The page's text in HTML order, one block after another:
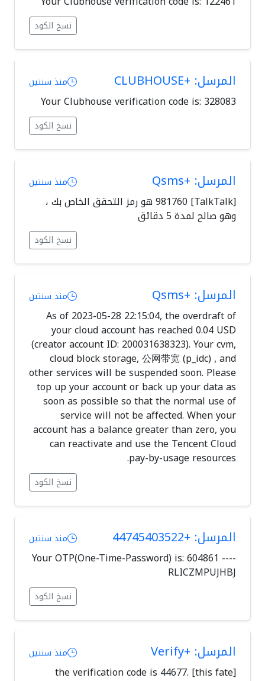
نسخ الكود
المرسل: +CLUBHOUSE منذ سنتين
Your Clubhouse verification code is: 328083
نسخ الكود
المرسل: +Qsms منذ سنتين
[TalkTalk] 981760 هو رمز التحقق الخاص بك ،
وهو صالح لمدة 5 دقائق
نسخ الكود
المرسل: +Qsms منذ سنتين
As of 2023-05-28 22:15:04, the overdraft of
your cloud account has reached 0.04 USD
(creator account ID: 200031638323). Your cvm,
cloud block storage, 公网带宽 (p_idc) , and
other services will be suspended soon. Please
top up your account or back up your data as
soon as possible so that the normal use of
service will not be affected. When your
account has a balance greater than zero, you
can reactivate and use the Tencent Cloud
pay-by-usage resources.
نسخ الكود
المرسل: +44745403522 منذ سنتين
Your OTP(One-Time-Password) is: 604861 ----
RLICZMPUJHBJ
نسخ الكود
المرسل: +Verify منذ سنتين
[this fate] the verification code is 44677.